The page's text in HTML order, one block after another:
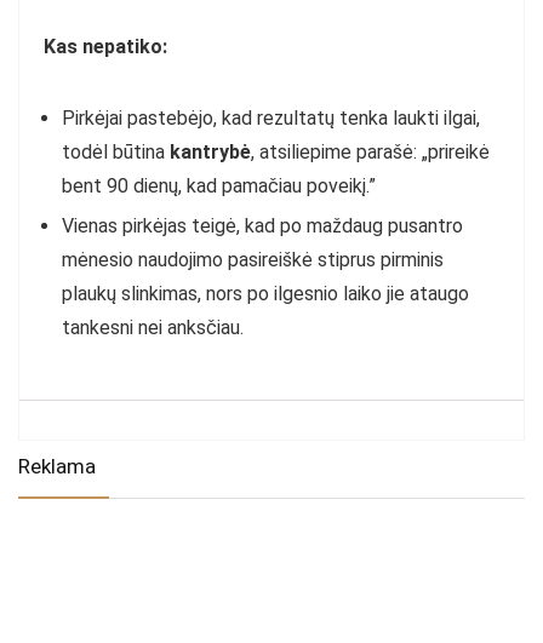
Kas nepatiko:
Pirkėjai pastebėjo, kad rezultatų tenka laukti ilgai,
todėl būtina kantrybė, atsiliepime parašė: „prireikė
bent 90 dienų, kad pamačiau poveikį.”
Vienas pirkėjas teigė, kad po maždaug pusantro
mėnesio naudojimo pasireiškė stiprus pirminis
plaukų slinkimas, nors po ilgesnio laiko jie ataugo
tankesni nei anksčiau.
Reklama